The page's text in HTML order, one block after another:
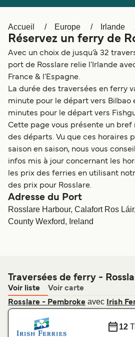
Deutschland
Norge
Indonesia
Accueil Europe Irlande
Réservez un ferry de
Avec un choix de jusqu’à 32
port de Rosslare relie l'Irlande
France & l'Espagne.
La durée des traversées en ferry
minute pour le départ vers Bilbao
minutes pour le départ vers
Cette page vous présente un bref
des départs. Vu que ces horaires
saison en saison, nous vous
infos mis à jour concernant les
les prix des ferries en utilisant
des prix pour Rosslare.
Adresse du Port
Rosslare Harbour, Calafort Ros
County Wexford, Ireland
Traversées de ferry -
Voir liste
Voir carte
Rosslare - Pembroke avec Irish
12